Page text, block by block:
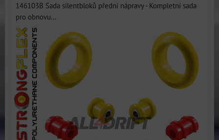
146103B Sada silentbloků přední nápravy - Kompletní sada
pro obnovu...